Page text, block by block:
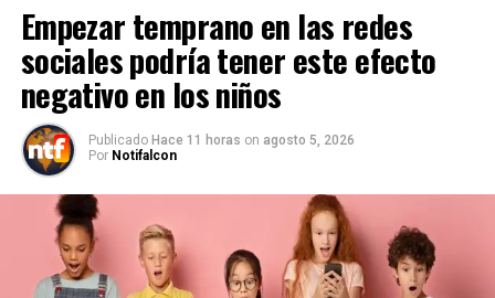
Empezar temprano en las redes
sociales podría tener este efecto
negativo en los niños
Publicado Hace 11 horas on agosto 5, 2026
Por Notifalcon